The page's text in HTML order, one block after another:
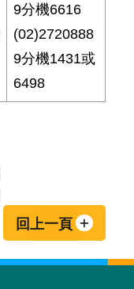
9分機6616
(02)2720888
9分機1431或
6498
回上一頁